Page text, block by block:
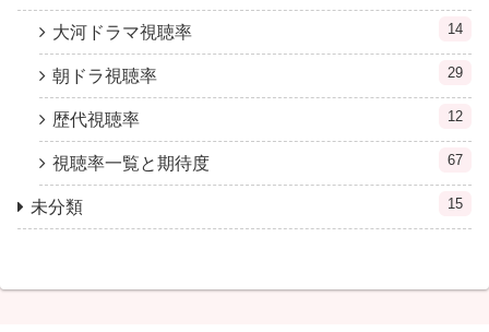
大河ドラマ視聴率 14
朝ドラ視聴率 29
歴代視聴率 12
視聴率一覧と期待度 67
未分類 15